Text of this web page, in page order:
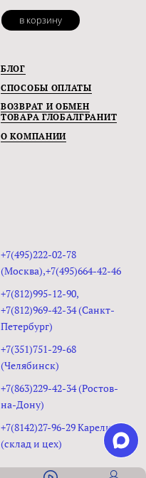
в корзину
БЛОГ
СПОСОБЫ ОПЛАТЫ
ВОЗВРАТ И ОБМЕН
ТОВАРА ГЛОБАЛГРАНИТ
О КОМПАНИИ
+7(495)222-02-78
(Москва),+7(495)664-42-46
+7(812)995-12-90,
+7(812)969-42-34 (Санкт-
Петербург)
+7(351)751-29-68
(Челябинск)
+7(863)229-42-34 (Ростов-
на-Дону)
+7(8142)27-96-29 Карелия
(склад и цех)